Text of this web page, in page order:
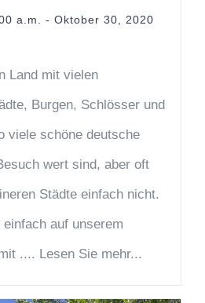
a.m. - Oktober 30, 2020
Land mit vielen
Burgen, Schlösser und
viele schöne deutsche
wert sind, aber oft
Städte einfach nicht.
auf unserem
.... Lesen Sie mehr...